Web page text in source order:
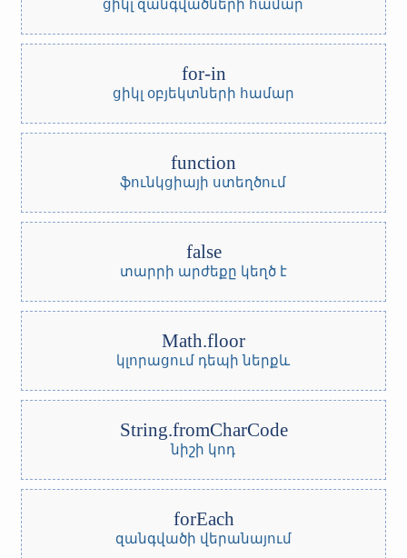
for-in
ցիկլ օբյեկտների համար
function
ֆունկցիայի ստեղծում
false
տարրի արժեքը կեղծ է
Math.floor
կլորացում դեպի ներքև
String.fromCharCode
նիշի կոդ
forEach
զանգվածի վերանայում